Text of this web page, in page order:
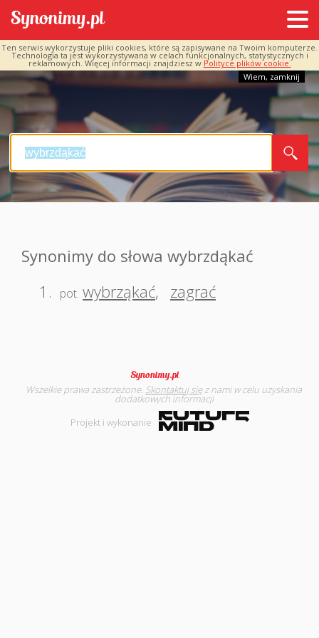
Ten serwis wykorzystuje pliki cookies, które są zapisywane na Twoim komputerze.
Technologia ta jest wykorzystywana w celach funkcjonalnych, statystycznych i
reklamowych. Więcej informacji znajdziesz w Polityce plików cookie.
Wiem, zamknij
Synonimy do słowa wybrzdąkać
1.
pot. wybrząkać, zagrać
Wszelkie prawa zastrzeżone. Skontaktuj sięz nami w celu uzyskania
dodatkowych informacji
Projekt i wykonanie